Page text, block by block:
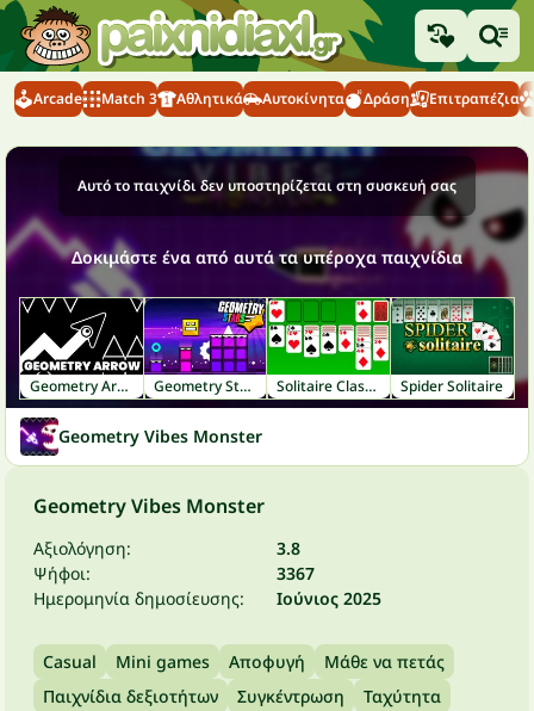
Arcade Match 3 Αθλητικά Αυτοκίνητα Δράση Επιτραπέζια
Αυτό το παιχνίδι δεν υποστηρίζεται στη συσκευή σας
Δοκιμάστε ένα από αυτά τα υπέροχα παιχνίδια
Geometry Arrow Geometry Stars Solitaire Classic Spider Solitaire
Geometry Vibes Monster
Geometry Vibes Monster
Αξιολόγηση:
3.8
Ψήφοι:
3367
Ημερομηνία δημοσίευσης:
Ιούνιος 2025
Casual Mini games Αποφυγή
Μάθε να πετάς
Παιχνίδια δεξιοτήτων
Συγκέντρωση Ταχύτητα